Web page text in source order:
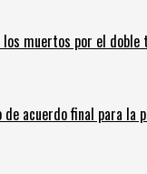
los muertos por el
acuerdo final para la